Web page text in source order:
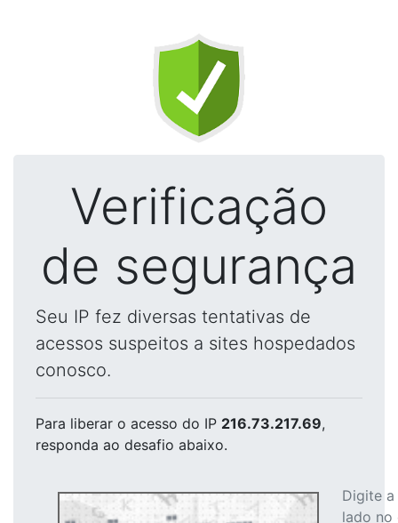
Verificação
de segurança
Seu IP fez diversas tentativas de
acessos suspeitos a sites hospedados
conosco.
Para liberar o acesso do IP 216.73.217.69,
responda ao desafio abaixo.
Digite
lado no